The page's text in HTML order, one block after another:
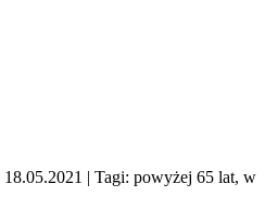
| Tagi: powyżej 65 lat, w